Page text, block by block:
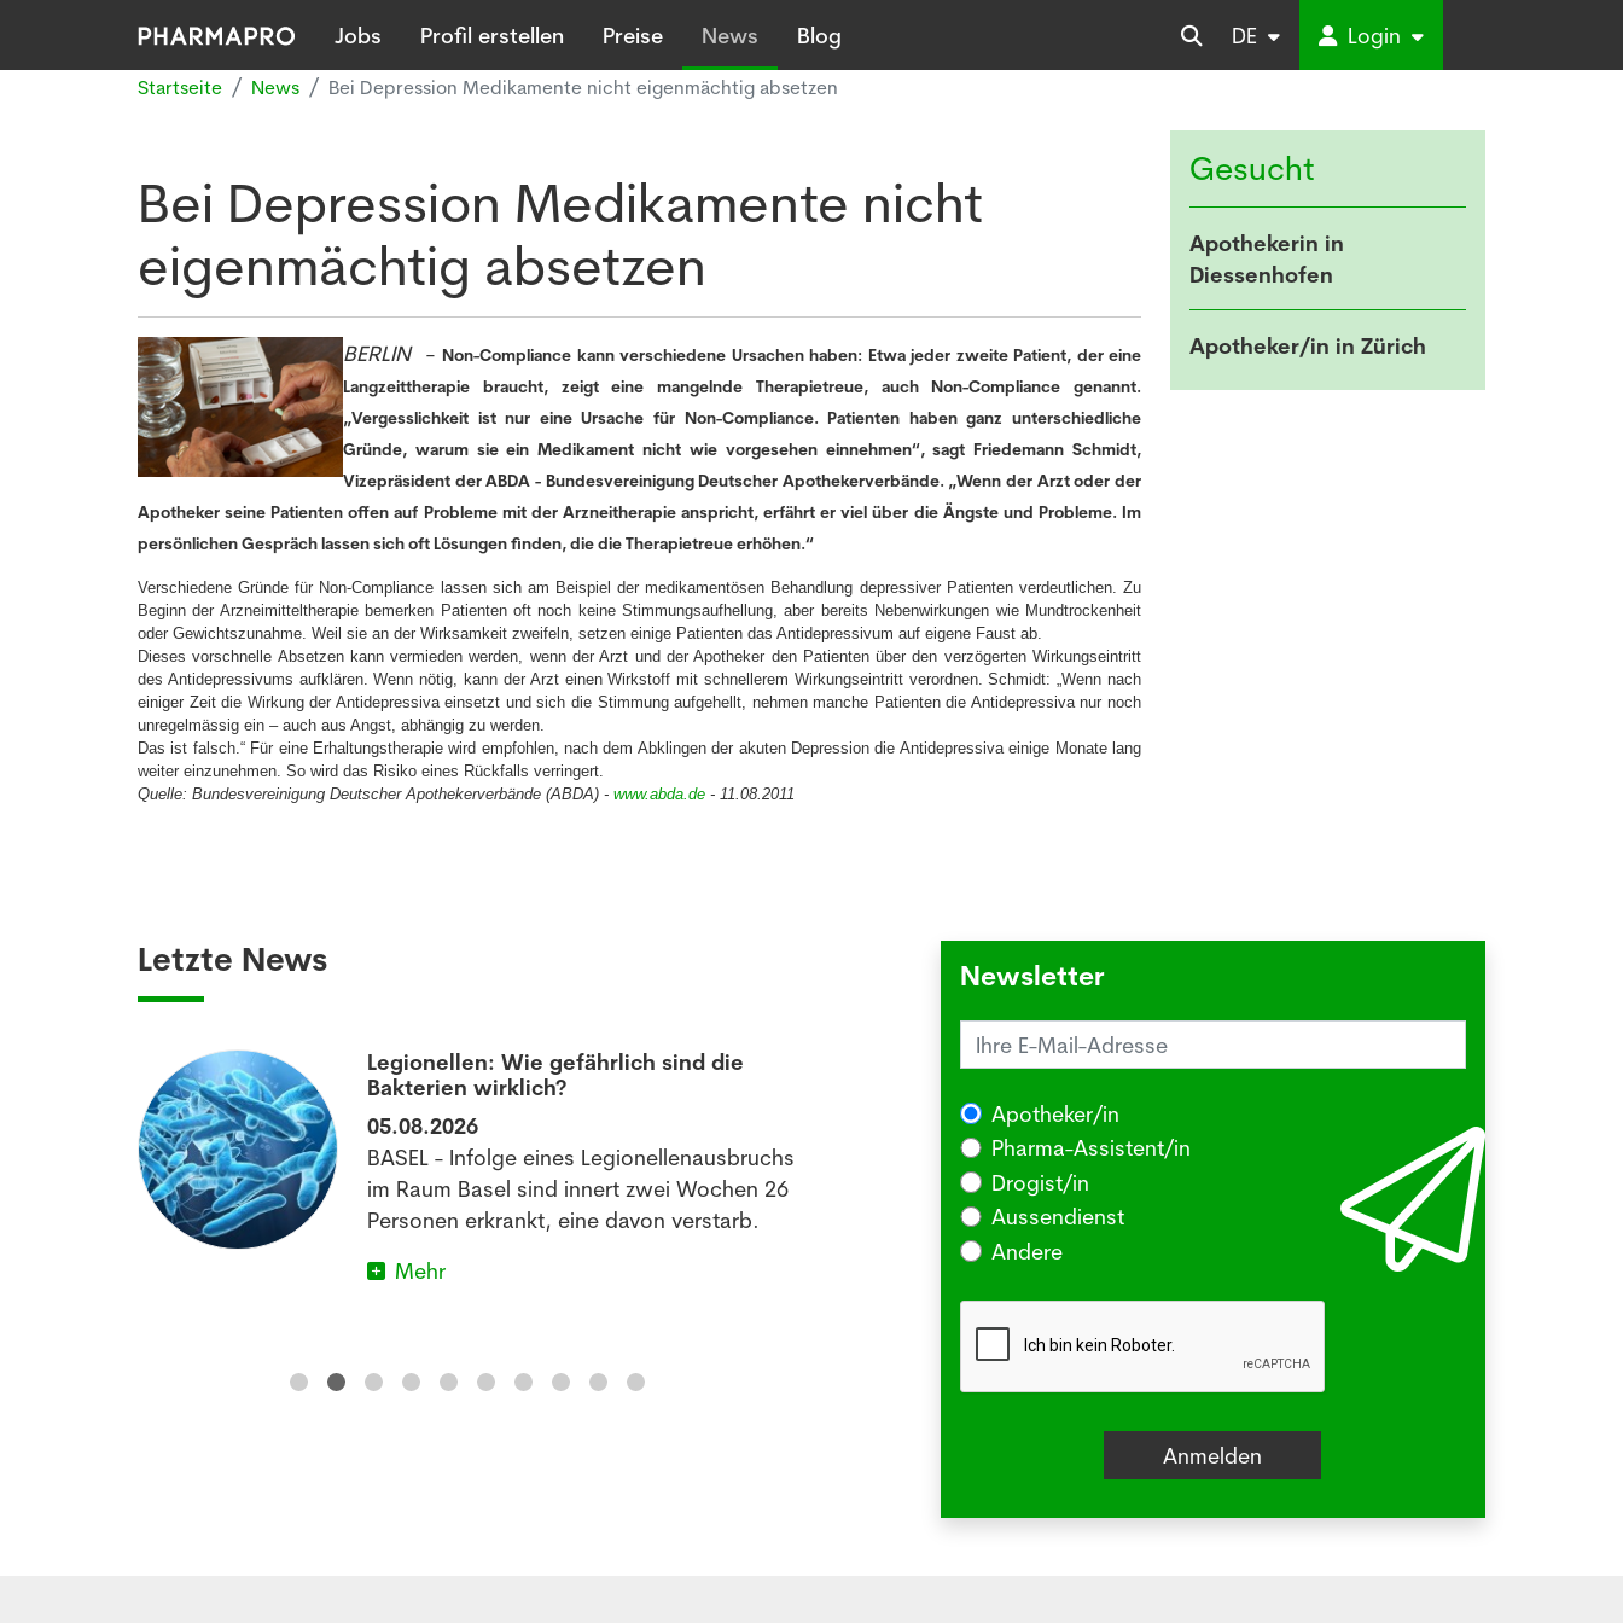
Jobs Profil erstellen Preise News Blog DE Login
Startseite News Bei Depression Medikamente nicht eigenmächtig absetzen
Bei Depression Medikamente nicht
eigenmächtig absetzen
BERLIN - Non-Compliance kann verschiedene Ursachen haben: Etwa jeder zweite Patient, der eine
Langzeittherapie braucht, zeigt eine mangelnde Therapietreue, auch Non-Compliance genannt.
„Vergesslichkeit ist nur eine Ursache für Non-Compliance. Patienten haben ganz unterschiedliche
Gründe, warum sie ein Medikament nicht wie vorgesehen einnehmen“, sagt Friedemann Schmidt,
Vizepräsident der ABDA - Bundesvereinigung Deutscher Apothekerverbände. „Wenn der Arzt oder der
Apotheker seine Patienten offen auf Probleme mit der Arzneitherapie anspricht, erfährt er viel über die Ängste und Probleme. Im
persönlichen Gespräch lassen sich oft Lösungen finden, die die Therapietreue erhöhen.“
Verschiedene Gründe für Non-Compliance lassen sich am Beispiel der medikamentösen Behandlung depressiver Patienten verdeutlichen. Zu
Beginn der Arzneimitteltherapie bemerken Patienten oft noch keine Stimmungsaufhellung, aber bereits Nebenwirkungen wie Mundtrockenheit
oder Gewichtszunahme. Weil sie an der Wirksamkeit zweifeln, setzen einige Patienten das Antidepressivum auf eigene Faust ab.
Dieses vorschnelle Absetzen kann vermieden werden, wenn der Arzt und der Apotheker den Patienten über den verzögerten Wirkungseintritt
des Antidepressivums aufklären. Wenn nötig, kann der Arzt einen Wirkstoff mit schnellerem Wirkungseintritt verordnen. Schmidt: „Wenn nach
einiger Zeit die Wirkung der Antidepressiva einsetzt und sich die Stimmung aufgehellt, nehmen manche Patienten die Antidepressiva nur noch
unregelmässig ein – auch aus Angst, abhängig zu werden.
Das ist falsch.“ Für eine Erhaltungstherapie wird empfohlen, nach dem Abklingen der akuten Depression die Antidepressiva einige Monate lang
weiter einzunehmen. So wird das Risiko eines Rückfalls verringert.
Quelle: Bundesvereinigung Deutscher Apothekerverbände (ABDA) - www.abda.de - 11.08.2011
Gesucht
Apothekerin in
Diessenhofen
Apotheker/in in Zürich
Letzte News
Legionellen: Wie gefährlich sind die
Bakterien wirklich?
05.08.2026
BASEL - Infolge eines Legionellenausbruchs
im Raum Basel sind innert zwei Wochen 26
Personen erkrankt, eine davon verstarb.
Mehr
Juckreiz im Sommer? Schuld sein könnte
03.08.2026
BERLIN - Viele kleine Tierchen sind in den
Sommermonaten unterwegs, die stechen
oder beissen.
Newsletter
Apotheker/in
Pharma-Assistent/in
Drogist/in
Aussendienst
Andere